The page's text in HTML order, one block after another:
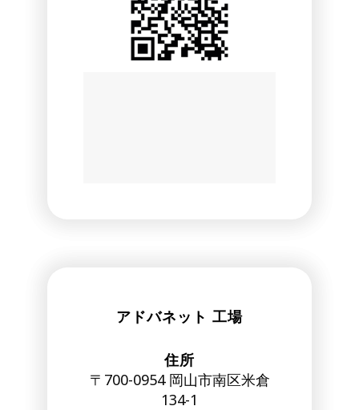
アドバネット 工場
住所
〒700-0954 岡山市南区米倉
134-1